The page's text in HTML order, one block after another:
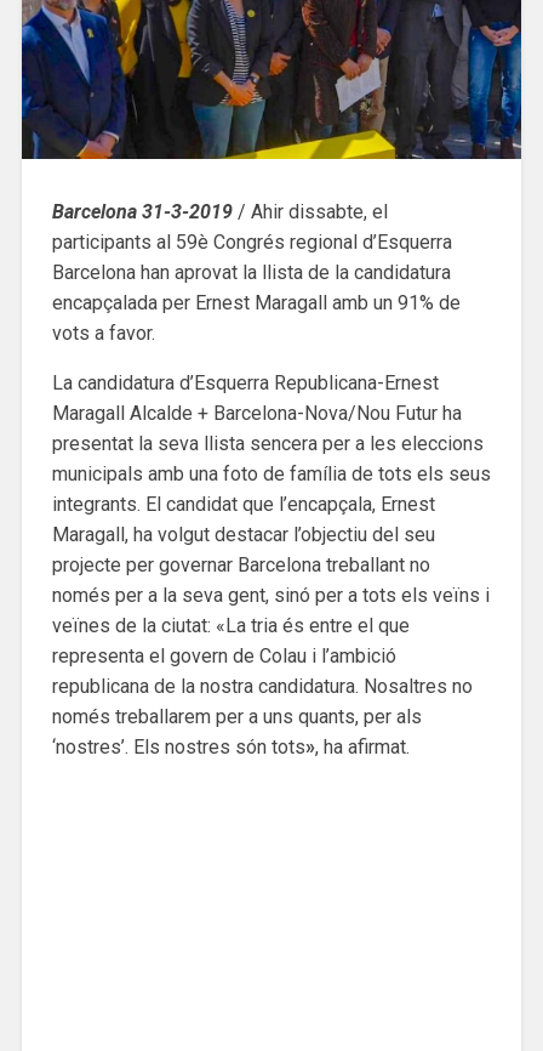
Barcelona 31-3-2019/ Ahir dissabte, el
participants al 59è Congrés regional d’Esquerra
Barcelona han aprovat la llista de la candidatura
encapçalada per Ernest Maragall amb un 91% de
vots a favor.
La candidatura d’Esquerra Republicana-Ernest
Maragall Alcalde + Barcelona-Nova/Nou Futur ha
presentat la seva llista sencera per a les eleccions
municipals amb una foto de família de tots els seus
integrants. El candidat que l’encapçala, Ernest
Maragall, ha volgut destacar l’objectiu del seu
projecte per governar Barcelona treballant no
només per a la seva gent, sinó per a tots els veïns i
veïnes de la ciutat: «La tria és entre el que
representa el govern de Colau i l’ambició
republicana de la nostra candidatura. Nosaltres no
només treballarem per a uns quants, per als
‘nostres’. Els nostres són tots», ha afirmat.